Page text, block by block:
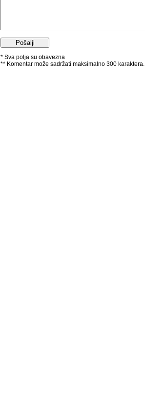
* Sva polja su obavezna
** Komentar može sadržati maksimalno 300 karaktera.